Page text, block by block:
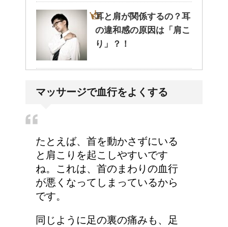
耳と肩が関係するの？耳
の違和感の原因は「肩こ
り」？！
わなくなった理由は何？
マッサージで血行をよくする
たとえば、首を動かさずにいる
と肩こりを起こしやすいです
ね。これは、首のまわりの血行
が悪くなってしまっているから
です。
同じように足の裏の痛みも、足